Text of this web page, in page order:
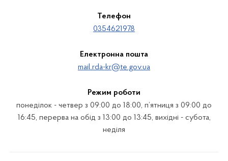
Телефон
0354621978
Електронна пошта
mail.rda-kr@te.gov.ua
Режим роботи
понеділок - четвер з 09:00 до 18:00, п’ятниця з 09:00 до
16:45, перерва на обід з 13:00 до 13:45, вихідні - субота,
неділя